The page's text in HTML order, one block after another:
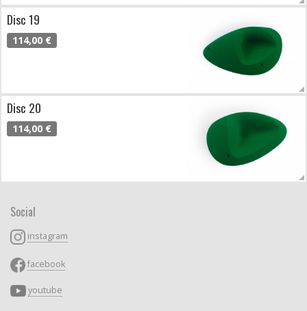
Disc 19
114,00 €
Disc 20
114,00 €
Social
instagram
facebook
youtube